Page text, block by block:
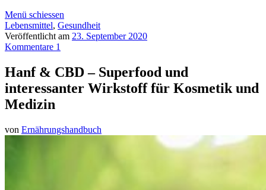
Menü schiessen
Lebensmittel, Gesundheit
Veröffentlicht am 23. September 2020
Kommentare 1
Hanf & CBD – Superfood und
interessanter Wirkstoff für Kosmetik und
Medizin
von Ernährungshandbuch